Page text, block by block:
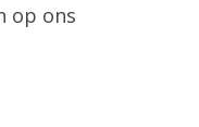
op ons